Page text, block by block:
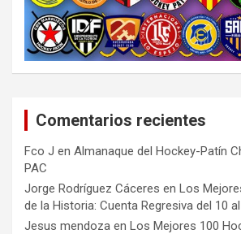
Comentarios recientes
Fco J en Almanaque del Hockey-Patín
PAC
Jorge Rodríguez Cáceres en Los
de la Historia: Cuenta Regresiva del 10 al
Jesus mendoza en Los Mejores 100